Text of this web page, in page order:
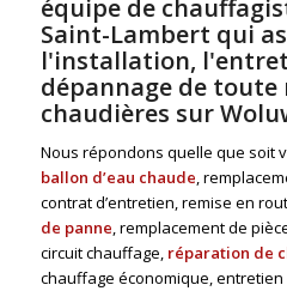
équipe de
Saint-Lambert qui
l'installation,
dépannage de toute
chaudières sur
Nous répondons quelle que soit
ballon d’eau chaude,
contrat d’entretien, remise en
de panne, remplacement de
circuit chauffage, réparation de
chauffage économique,